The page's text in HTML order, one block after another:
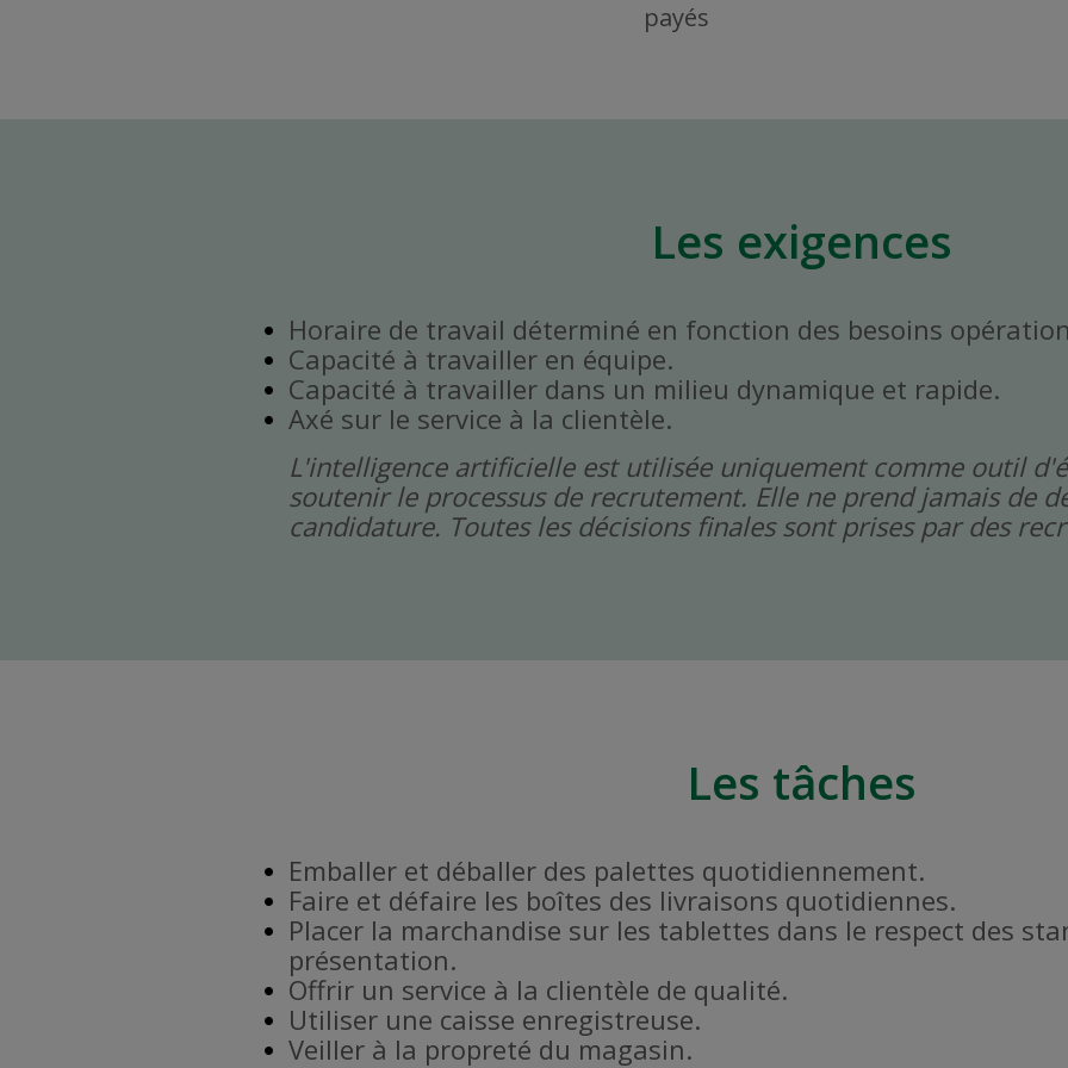
payés
Les exigences
Horaire de travail déterminé en fonction des besoins
Capacité à travailler en équipe.
Capacité à travailler dans un milieu dynamique et rapide.
Axé sur le service à la clientèle.
L'intelligence artificielle est utilisée uniquement comme outil
soutenir le processus de recrutement. Elle ne prend jamais de
candidature. Toutes les décisions finales sont prises par des
Les tâches
Emballer et déballer des palettes quotidiennement.
Faire et défaire les boîtes des livraisons quotidiennes.
Placer la marchandise sur les tablettes dans le respect des
présentation.
Offrir un service à la clientèle de qualité.
Utiliser une caisse enregistreuse.
Veiller à la propreté du magasin.